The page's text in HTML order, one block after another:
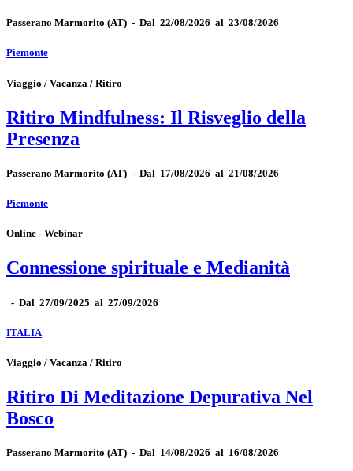
Passerano Marmorito (AT) - Dal 22/08/2026 al 23/08/2026
Piemonte
Viaggio / Vacanza / Ritiro
Ritiro Mindfulness: Il Risveglio della
Presenza
Passerano Marmorito (AT) - Dal 17/08/2026 al 21/08/2026
Piemonte
Online - Webinar
Connessione spirituale e Medianità
- Dal 27/09/2025 al 27/09/2026
ITALIA
Viaggio / Vacanza / Ritiro
Ritiro Di Meditazione Depurativa Nel
Bosco
Passerano Marmorito (AT) - Dal 14/08/2026 al 16/08/2026